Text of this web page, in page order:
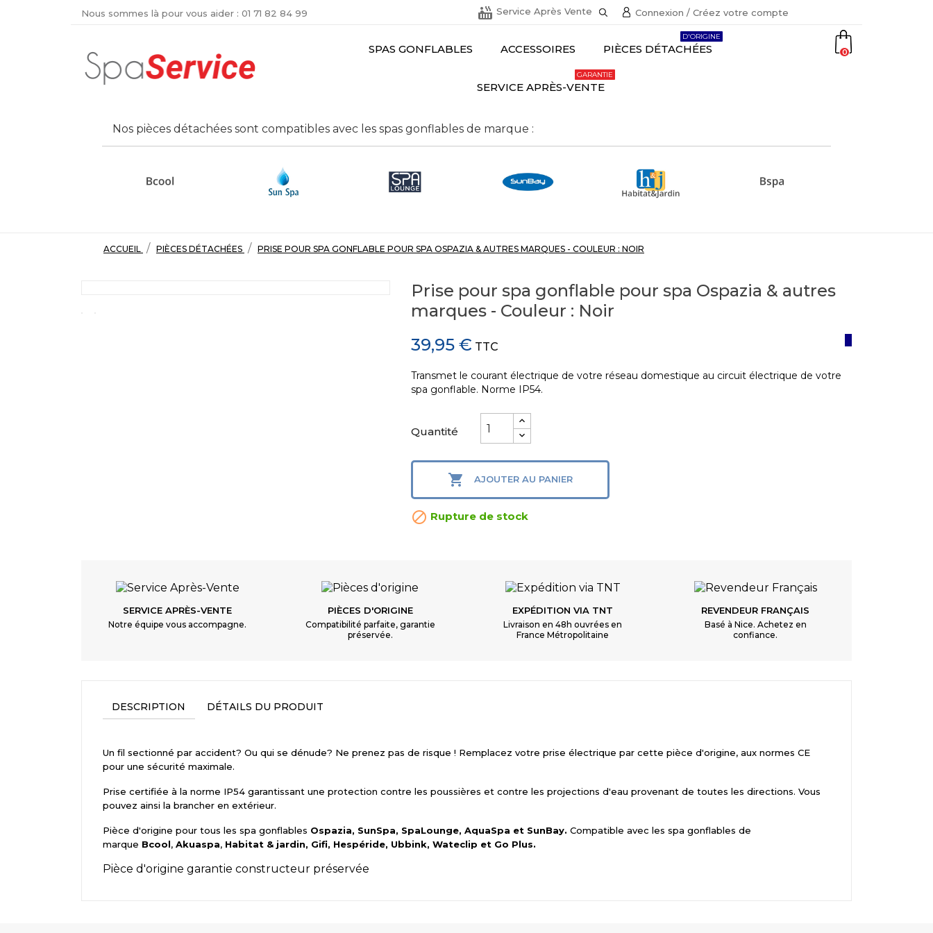
Nous sommes là pour vous aider : 01 71 82 84 99 hot_tub Service Après Vente Connexion / Créez votre compte
SPAS GONFLABLES ACCESSOIRES PIÈCES DÉTACHÉES
D'ORIGINE
SERVICE APRÈS-VENTE
GARANTIE
0
Nos pièces détachées sont compatibles avec les spas gonflables de marque :
ACCUEIL PIÈCES DÉTACHÉES PRISE POUR SPA GONFLABLE POUR SPA OSPAZIA & AUTRES MARQUES - COULEUR : NOIR
Prise pour spa gonflable pour spa Ospazia & autres
marques - Couleur : Noir
39,95 € TTC
Transmet le courant électrique de votre réseau domestique au circuit électrique de votre
spa gonflable. Norme IP54.
Quantité
 AJOUTER AU PANIER
 Rupture de stock
SERVICE APRÈS-VENTE
Notre équipe vous accompagne.
PIÈCES D'ORIGINE
Compatibilité parfaite, garantie
préservée.
EXPÉDITION VIA TNT
Livraison en 48h ouvrées en
France Métropolitaine
REVENDEUR FRANÇAIS
Basé à Nice. Achetez en
confiance.
DESCRIPTION DÉTAILS DU PRODUIT
Un fil sectionné par accident? Ou qui se dénude? Ne prenez pas de risque ! Remplacez votre prise électrique par cette pièce d'origine, aux normes CE
pour une sécurité maximale.
Prise certifiée à la norme IP54 garantissant une protection contre les poussières et contre les projections d'eau provenant de toutes les directions. Vous
pouvez ainsi la brancher en extérieur.
Pièce d'origine pour tous les spa gonflables Ospazia, SunSpa, SpaLounge, AquaSpa et SunBay. Compatible avec les spa gonflables de
marque Bcool, Akuaspa, Habitat & jardin, Gifi, Hespéride, Ubbink, Wateclip et Go Plus.
Pièce d'origine garantie constructeur préservée